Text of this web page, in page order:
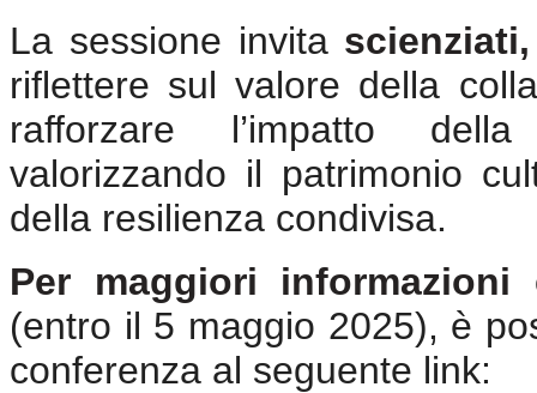
La sessione invita
riflettere sul valore della
rafforzare l’impatto
valorizzando il patrimonio
della resilienza condivisa.
Per maggiori
(entro il 5 maggio 2025), è
conferenza al seguente link: